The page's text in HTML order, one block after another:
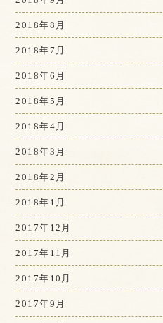
2018年8月
2018年7月
2018年6月
2018年5月
2018年4月
2018年3月
2018年2月
2018年1月
2017年12月
2017年11月
2017年10月
2017年9月